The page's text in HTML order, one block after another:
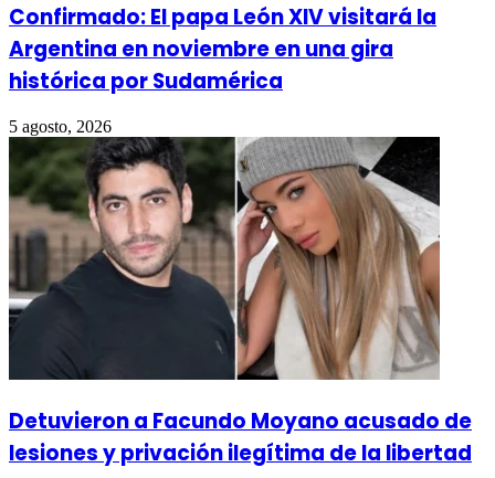
Confirmado: El papa León XIV visitará la
Argentina en noviembre en una gira
histórica por Sudamérica
5 agosto, 2026
Detuvieron a Facundo Moyano acusado de
lesiones y privación ilegítima de la libertad